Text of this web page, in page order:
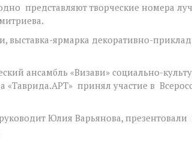
представляют творческие номера
ярмарка декоративно-
ансамбль «Визави» социально-
«Таврида.АРТ» принял участие в
Юлия Варьянова,